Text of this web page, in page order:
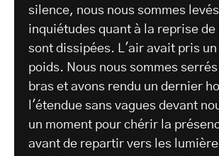
silence, nous nous sommes
inquiétudes quant à la reprise
sont dissipées. L'air avait pris un
poids. Nous nous sommes
bras et avons rendu un dernier
l'étendue sans vagues devant
un moment pour chérir la
avant de repartir vers les